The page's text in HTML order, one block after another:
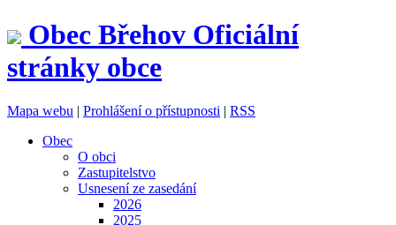
Obec Břehov Oficiální
stránky obce
Mapa webu | Prohlášení o přístupnosti | RSS
Obec
O obci
Zastupitelstvo
Usnesení ze zasedání
2026
2025